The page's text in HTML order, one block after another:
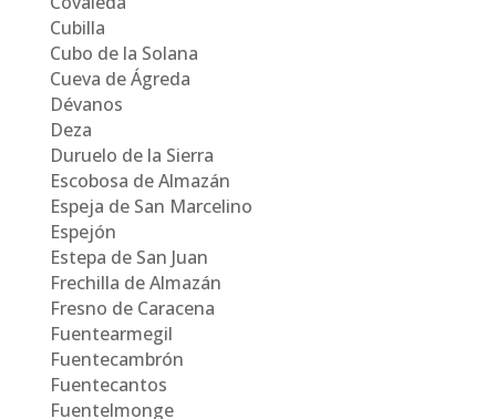
Cubilla
Cubo de la Solana
Cueva de Ágreda
Dévanos
Deza
Duruelo de la Sierra
Escobosa de Almazán
Espeja de San Marcelino
Espejón
Estepa de San Juan
Frechilla de Almazán
Fresno de Caracena
Fuentearmegil
Fuentecambrón
Fuentecantos
Fuentelmonge